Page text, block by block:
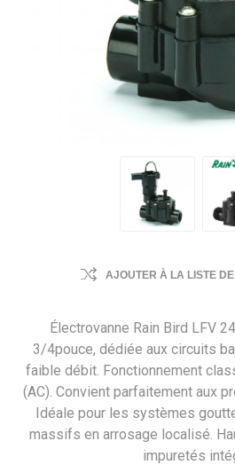
AJOUTER À LA LISTE
Électrovanne Rain Bird LFV
3/4pouce, dédiée aux circuits
faible débit. Fonctionnement
(AC). Convient parfaitement aux
Idéale pour les systèmes
massifs en arrosage localisé.
impuretés